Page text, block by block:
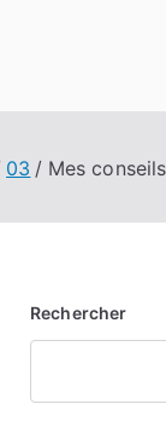
03 Mes
Rechercher